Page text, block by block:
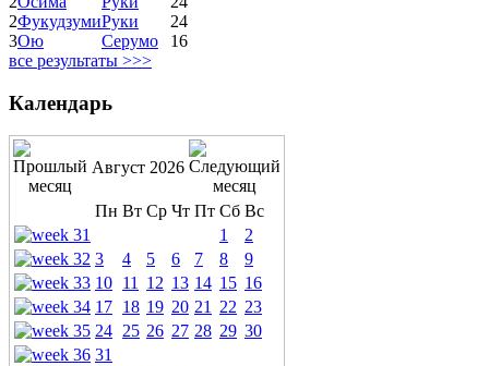
2ФукудзумиРуки
24
3Ою Серумо
16
все результаты >>>
Календарь
Август 2026
Пн Вт Ср Чт Пт Сб Вс
1
2
3
4 5 6 7 8
9
10 11 12 13 14 15 16
17 18 19 20 21 22 23
24 25 26 27 28 29 30
31